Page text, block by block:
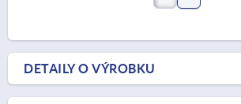
DETAILY O VÝROBKU